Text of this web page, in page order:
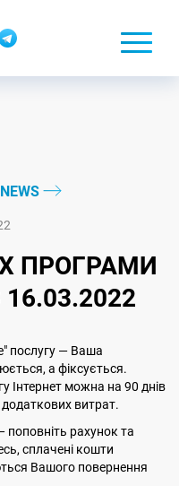
ПРОГРАМИ
послугу — Ваша
а фіксується.
Інтернет можна на 90 днів
додаткових витрат.
поповніть рахунок та
сплачені кошти
Вашого повернення